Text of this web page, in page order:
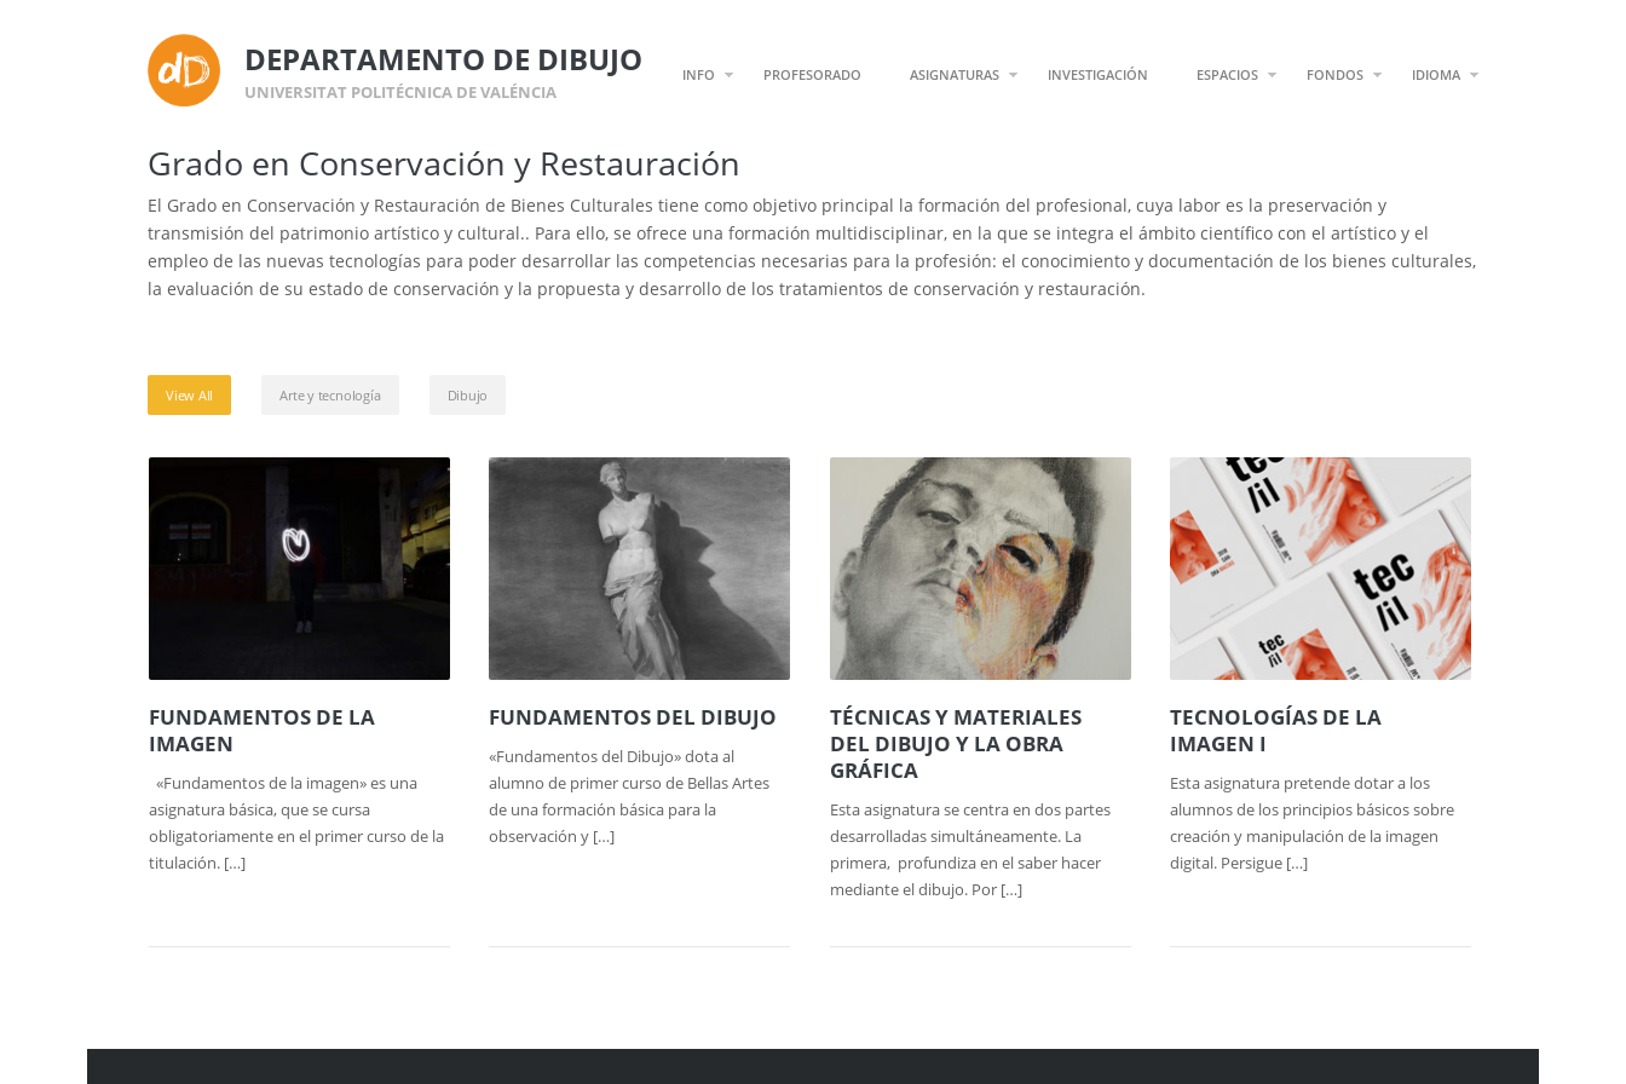
DEPARTAMENTO DE DIBUJO
UNIVERSITAT POLITÉCNICA DE VALÉNCIA
INFO PROFESORADO ASIGNATURAS INVESTIGACIÓN ESPACIOS FONDOS IDIOMA
Grado en Conservación y Restauración
El Grado en Conservación y Restauración de Bienes Culturales tiene como objetivo principal la formación del profesional, cuya labor es la preservación y
transmisión del patrimonio artístico y cultural.. Para ello, se ofrece una formación multidisciplinar, en la que se integra el ámbito científico con el artístico y el
empleo de las nuevas tecnologías para poder desarrollar las competencias necesarias para la profesión: el conocimiento y documentación de los bienes culturales,
la evaluación de su estado de conservación y la propuesta y desarrollo de los tratamientos de conservación y restauración.
View All Arte y tecnología Dibujo
FUNDAMENTOS DE LA
IMAGEN
«Fundamentos de la imagen» es una
asignatura básica, que se cursa
obligatoriamente en el primer curso de la
titulación. […]
FUNDAMENTOS DEL DIBUJO
«Fundamentos del Dibujo» dota al
alumno de primer curso de Bellas Artes
de una formación básica para la
observación y […]
TÉCNICAS Y MATERIALES
DEL DIBUJO Y LA OBRA
GRÁFICA
Esta asignatura se centra en dos partes
desarrolladas simultáneamente. La
primera, profundiza en el saber hacer
mediante el dibujo. Por […]
TECNOLOGÍAS DE LA
IMAGEN I
Esta asignatura pretende dotar a los
alumnos de los principios básicos sobre
creación y manipulación de la imagen
digital. Persigue […]